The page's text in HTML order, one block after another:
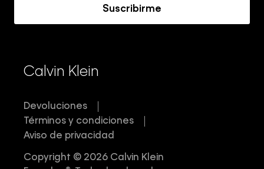
Suscribirme
Calvin Klein
Devoluciones
Términos y condiciones
Aviso de privacidad
Copyright © 2026 Calvin Klein